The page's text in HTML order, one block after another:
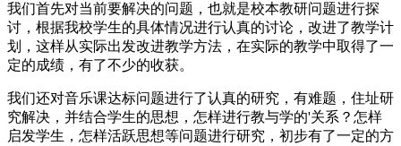
我们首先对当前要解决的问题，也就是校本教研问题进行探
讨，根据我校学生的具体情况进行认真的讨论，改进了教学计
划，这样从实际出发改进教学方法，在实际的教学中取得了一
定的成绩，有了不少的收获。
我们还对音乐课达标问题进行了认真的研究，有难题，住址研
究解决，并结合学生的思想，怎样进行教与学的'关系？怎样
启发学生，怎样活跃思想等问题进行研究，初步有了一定的方